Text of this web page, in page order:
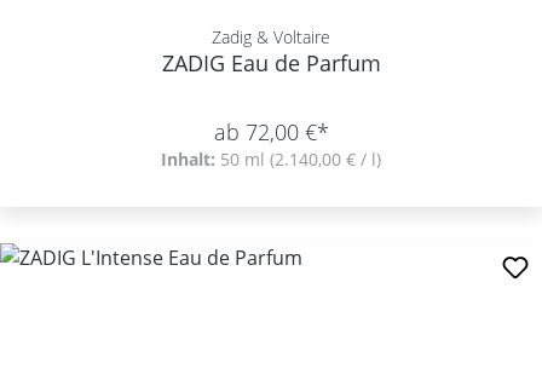
Zadig & Voltaire
ZADIG Eau de Parfum
ab 72,00 €*
Inhalt: 50 ml (2.140,00 € / l)